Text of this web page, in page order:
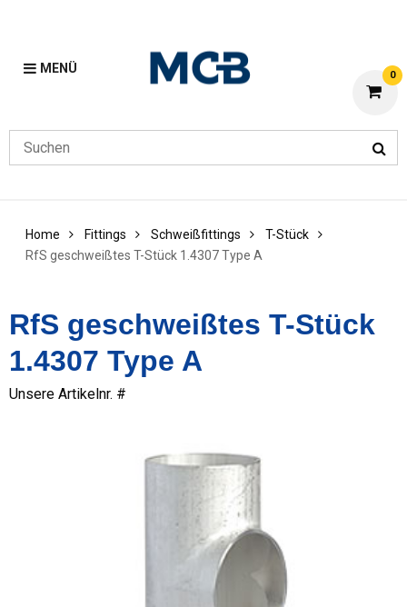
MENÜ 0
Home Fittings Schweißfittings
T-Stück
RfS geschweißtes T-Stück 1.4307 Type A
RfS geschweißtes T-Stück
1.4307 Type A
Unsere Artikelnr. #